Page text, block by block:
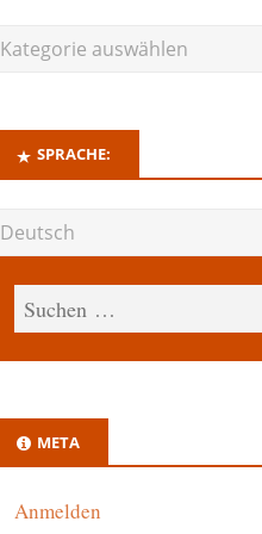
SPRACHE:
META
Anmelden